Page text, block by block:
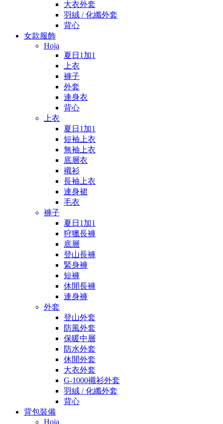
大衣外套
羽絨 / 化纖外套
背心
女款服飾
Hoja
夏日1加1
上衣
褲子
外套
連身衣
背心
上衣
夏日1加1
短袖上衣
無袖上衣
底層衣
襯衫
長袖上衣
連身裙
毛衣
褲子
夏日1加1
狩獵長褲
底層
登山長褲
緊身褲
短褲
休閒長褲
連身褲
外套
登山外套
防風外套
保暖中層
防水外套
休閒外套
大衣外套
G-1000襯衫外套
羽絨 / 化纖外套
背心
背包裝備
Hoja